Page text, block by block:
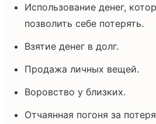
Использование денег,
позволить себе потерять.
Взятие денег в долг.
Продажа личных вещей.
Воровство у близких.
Отчаянная погоня за